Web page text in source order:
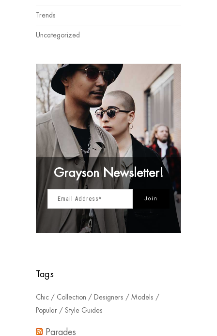
Trends
Uncategorized
Grayson Newsletter!
Tags
Chic Collection Designers
Models
Popular
Style Guides
Parades